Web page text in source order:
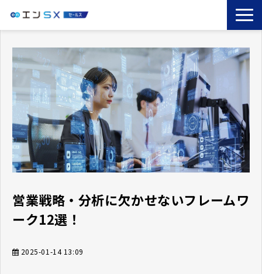
エンSXとは
サービス一覧
導入事例
お役立ちブログ
セミナー
コラム
営業戦略・分析に欠かせないフレームワ
ーク12選！
2025-01-14 13:09